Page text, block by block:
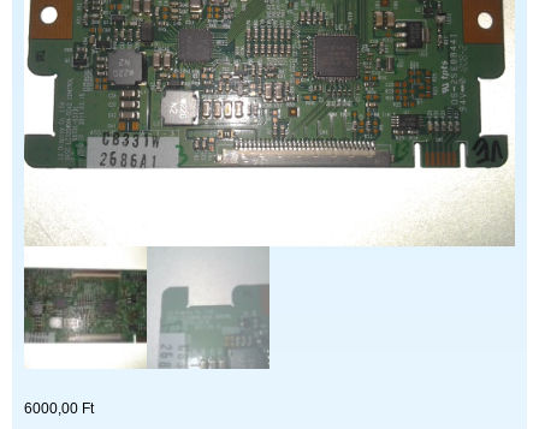
6000,00 Ft